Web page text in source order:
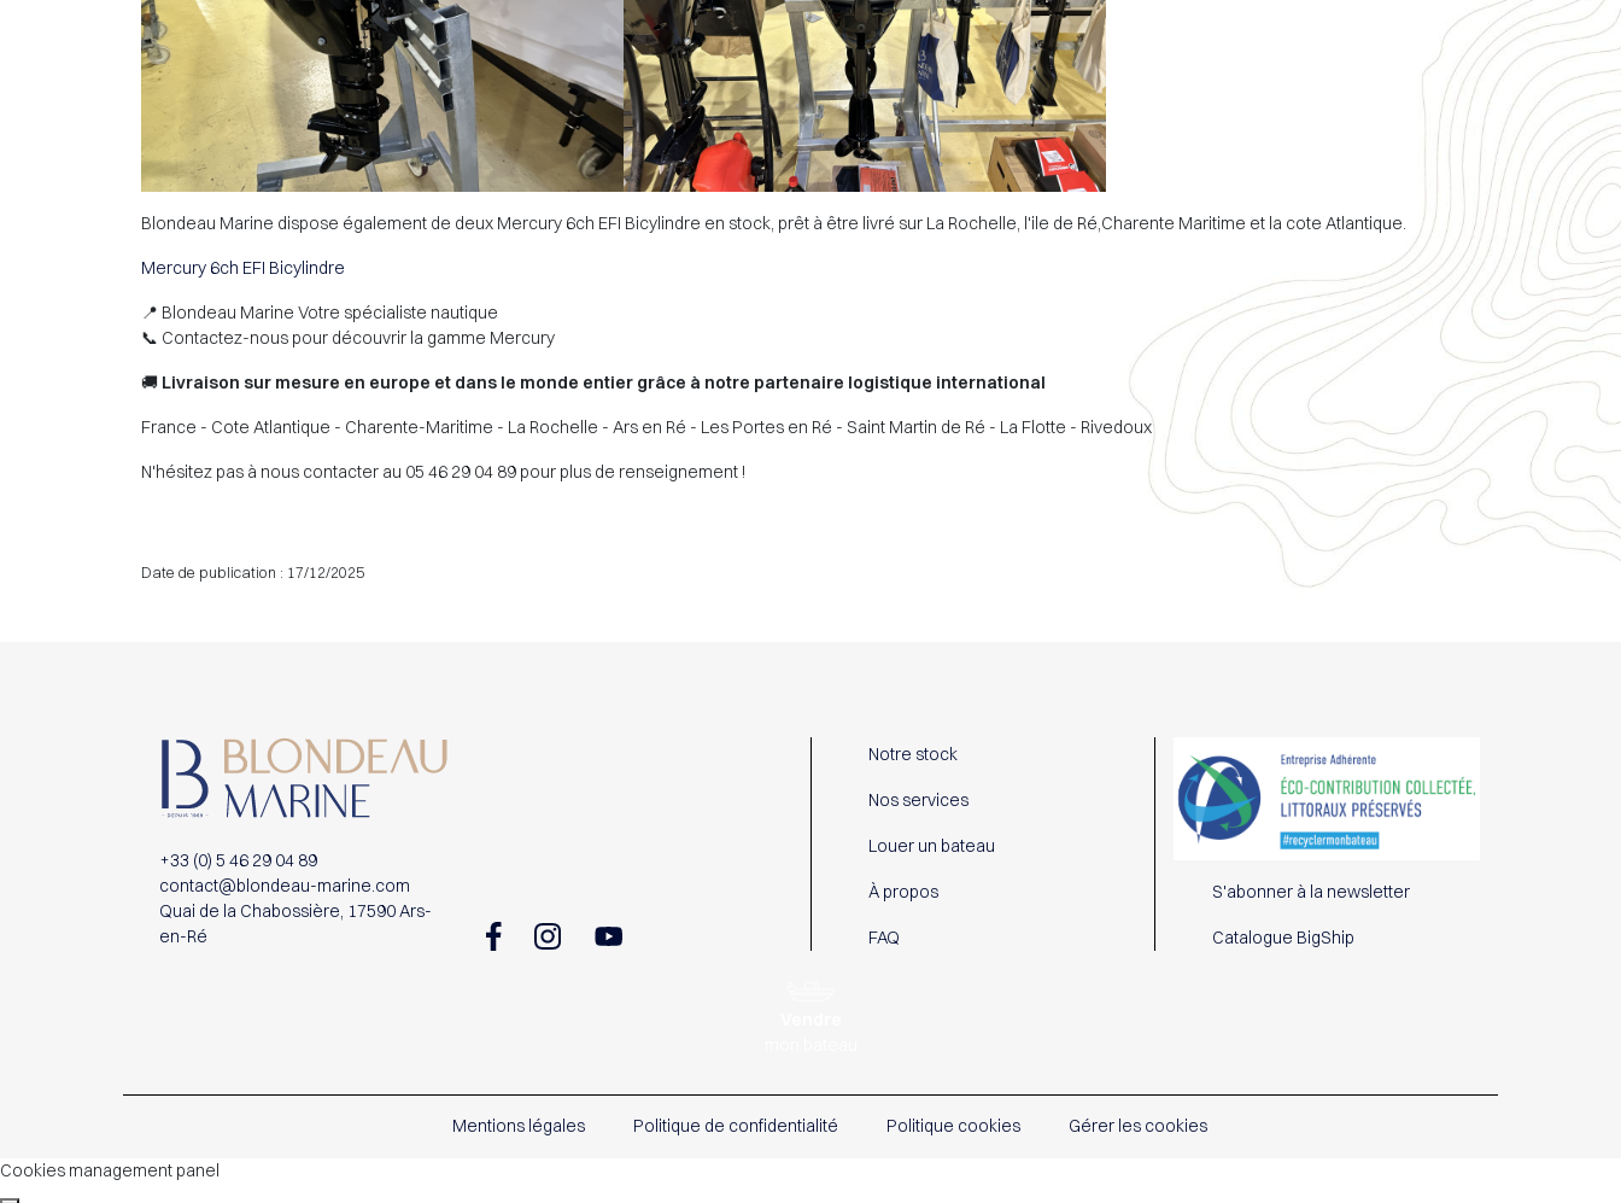
Blondeau Marine dispose également de deux Mercury 6ch EFI Bicylindre en stock, prêt à être livré sur La Rochelle, l'ile de Ré,Charente Maritime et la cote Atlantique.
Mercury 6ch EFI Bicylindre
📍 Blondeau Marine Votre spécialiste nautique
📞 Contactez-nous pour découvrir la gamme Mercury
🚚 Livraison sur mesure en europe et dans le monde entier grâce à notre partenaire logistique international
France - Cote Atlantique - Charente-Maritime - La Rochelle - Ars en Ré - Les Portes en Ré - Saint Martin de Ré - La Flotte - Rivedoux
N'hésitez pas à nous contacter au 05 46 29 04 89 pour plus de renseignement !
Date de publication : 17/12/2025
+33 (0) 5 46 29 04 89
contact@blondeau-marine.com
Quai de la Chabossière, 17590 Ars-
en-Ré
Notre stock
Nos services
Louer un bateau
À propos
FAQ
S'abonner à la newsletter
Catalogue BigShip
Mentions légales Politique de confidentialité Politique cookies Gérer les cookies
Cookies management panel